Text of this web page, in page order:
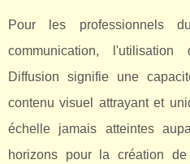
Pour les professionnels
communication,
Diffusion signifie une
contenu visuel attrayant et
échelle jamais atteintes
horizons pour la création